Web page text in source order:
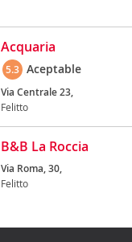
Acquaria
5.3 Aceptable
Via Centrale 23,
Felitto
B&B La Roccia
Via Roma, 30,
Felitto